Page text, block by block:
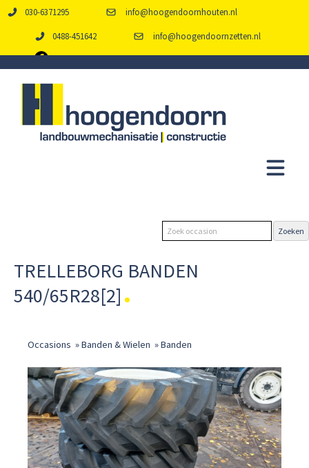
030-6371295 info@hoogendoornhouten.nl
0488-451642 info@hoogendoornzetten.nl
TRELLEBORG BANDEN
540/65R28[2]
Occasions »Banden & Wielen »Banden